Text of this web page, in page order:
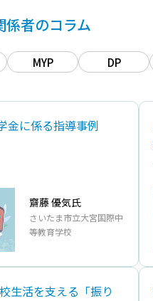
係者のコラム
MYP DP
金に係る指導事例
齋藤 優気氏
さいたま市立大宮国際中
等教育学校
⽣活を⽀える「振り